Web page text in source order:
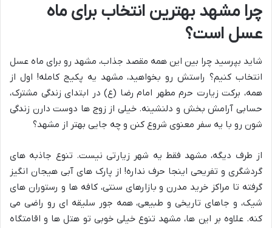
چرا مشهد بهترین انتخاب برای ماه
عسل است؟
شاید بپرسید چرا بین این همه مقصد جذاب، مشهد رو برای ماه عسل
انتخاب کنیم؟ راستش رو بخواهید، مشهد یه پکیج کامله! اول از
همه، برکت زیارت حرم مطهر امام رضا (ع) در ابتدای زندگی مشترک،
حسابی آرامش بخش و دلنشینه. خیلی از زوج ها دوست دارن زندگی
شون رو با یه سفر معنوی شروع کنن و چه جایی بهتر از مشهد؟
از طرف دیگه، مشهد فقط یه شهر زیارتی نیست. تنوع جاذبه های
گردشگری و تفریحی اینجا حرف نداره! از پارک های آبی هیجان انگیز
گرفته تا مراکز خرید مدرن و بازارهای سنتی، کافه ها و رستوران های
شیک، و جاهای تاریخی و طبیعی، همه جور سلیقه ای رو راضی می
کنه. علاوه بر این ها، مشهد تنوع خیلی خوبی تو هتل ها و اقامتگاه